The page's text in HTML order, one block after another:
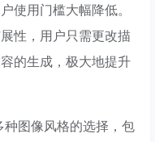
使用门槛大幅降低。
性，用户只需更改描
的生成，极大地提升
图像风格的选择，包